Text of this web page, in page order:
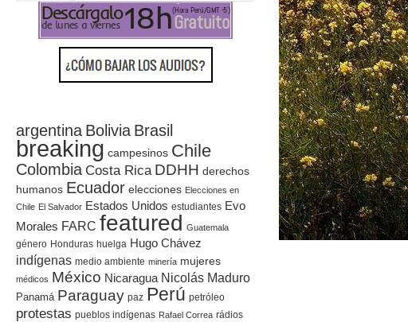
argentina Bolivia Brasil
breaking campesinos Chile
Colombia Costa Rica DDHH derechos
humanos Ecuador elecciones Elecciones en
Chile El Salvador Estados Unidos estudiantes Evo
Morales FARC featured Guatemala
género Honduras huelga Hugo Chávez
indígenas medio ambiente minería mujeres
médicos México Nicaragua Nicolás Maduro
Panamá Paraguay paz Perú petróleo
protestas pueblos indígenas Rafael Correa rádios